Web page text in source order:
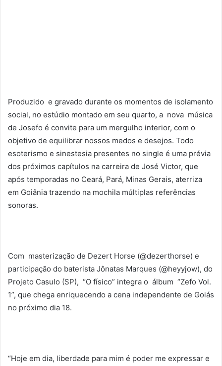
Produzido e gravado durante os momentos de isolamento
social, no estúdio montado em seu quarto, a nova música
de Josefo é convite para um mergulho interior, com o
objetivo de equilibrar nossos medos e desejos. Todo
esoterismo e sinestesia presentes no single é uma prévia
dos próximos capítulos na carreira de José Victor, que
após temporadas no Ceará, Pará, Minas Gerais, aterriza
em Goiânia trazendo na mochila múltiplas referências
sonoras.
Com masterização de Dezert Horse (@dezerthorse) e
participação do baterista Jônatas Marques (@heyyjow), do
Projeto Casulo (SP), “O físico” integra o álbum “Zefo Vol.
1”, que chega enriquecendo a cena independente de Goiás
no próximo dia 18.
“Hoje em dia, liberdade para mim é poder me expressar e